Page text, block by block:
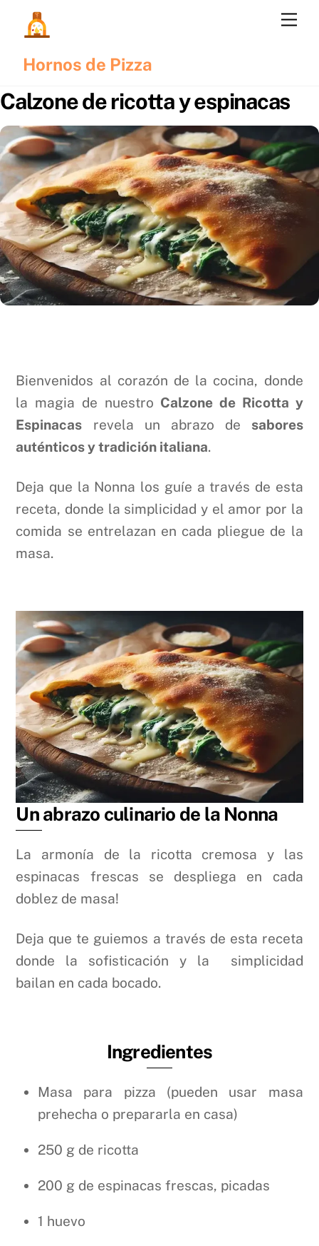
contentHornos de Pizza
Calzone de ricotta y espinacas
Bienvenidos al corazón de la cocina, donde
la magia de nuestro Calzone de Ricotta y
Espinacas revela un abrazo de sabores
auténticos y tradición italiana.
Deja que la Nonna los guíe a través de esta
receta, donde la simplicidad y el amor por la
comida se entrelazan en cada pliegue de la
masa.
Un abrazo culinario de la Nonna
La armonía de la ricotta cremosa y las
espinacas frescas se despliega en cada
doblez de masa!
Deja que te guiemos a través de esta receta
donde la sofisticación y la simplicidad
bailan en cada bocado.
Ingredientes
Masa para pizza (pueden usar masa
prehecha o prepararla en casa)
250 g de ricotta
200 g de espinacas frescas, picadas
1 huevo